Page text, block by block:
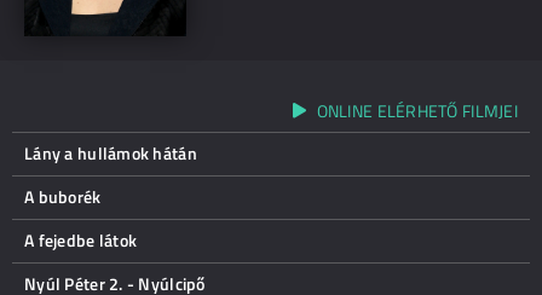
ONLINE ELÉRHETŐ FILMJEI
Lány a hullámok hátán
A buborék
A fejedbe látok
Nyúl Péter 2. - Nyúlcipő